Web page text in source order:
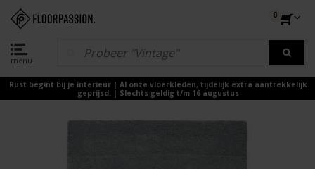
menu
0
Rust begint bij je interieur | Al onze vloerkleden, tijdelijk extra aantrekkelijk
geprijsd. | Slechts geldig t/m 16 augustus